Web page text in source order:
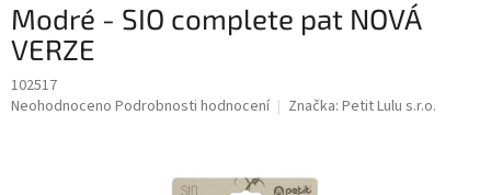
Modré - SIO complete pat NOVÁ
VERZE
102517
Průměrné
Neohodnoceno Podrobnosti hodnocení Značka: Petit Lulu s.r.o.